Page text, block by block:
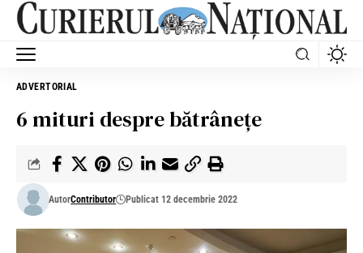
ADVERTORIAL
6 mituri despre bătrânețe
AutorContributor Publicat 12 decembrie 2022